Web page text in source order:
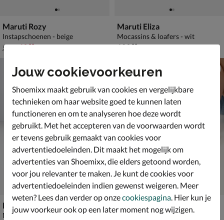
Maruti Rozy
Instapschoenen - beige
van € 99,99 voor € 69,99
99 69,99
Maruti Eliza
Mocassins & loafers - wit
€ 129,99
129,99
Maruti Shelby
Mocassins & loafers - wit
Maruti Rozy Loafers Pixel
Instapschoenen - multi
Jouw cookievoorkeuren
Shoemixx maakt gebruik van cookies en vergelijkbare
technieken om haar website goed te kunnen laten
functioneren en om te analyseren hoe deze wordt
gebruikt. Met het accepteren van de voorwaarden wordt
er tevens gebruik gemaakt van cookies voor
advertentiedoeleinden. Dit maakt het mogelijk om
advertenties van Shoemixx, die elders getoond worden,
voor jou relevanter te maken. Je kunt de cookies voor
advertentiedoeleinden indien gewenst weigeren. Meer
weten? Lees dan verder op onzecookiespagina. Hier kun je
jouw voorkeur ook op een later moment nog wijzigen.